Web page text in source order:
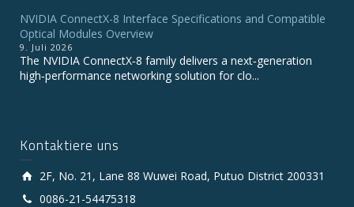
NVIDIA ConnectX-8 Interface Specifications and Compatible
Optical Modules Overview
9. Juli 2026
The NVIDIA ConnectX‑8 family delivers a next‑generation
high‑performance networking solution for clo...
Kontaktiere uns
2F, No. 21, Lane 88 Wuwei Road, Putuo District 200331
0086-21-54475318